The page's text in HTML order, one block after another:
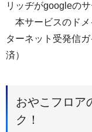
リッヂがgoogleの
本サービスのドメ
ターネット受発信
済）
おやこフロア
ク！